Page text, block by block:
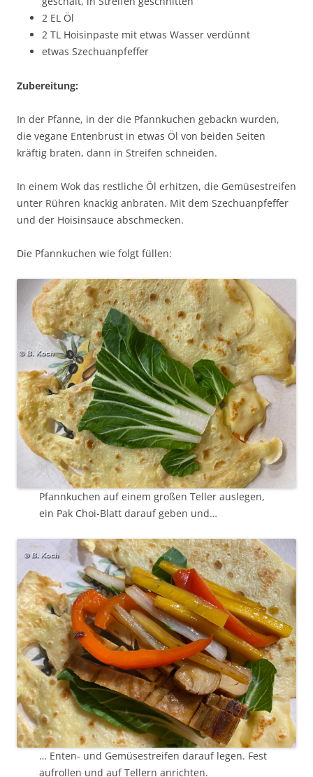
2 EL Öl
2 TL Hoisinpaste mit etwas Wasser verdünnt
etwas Szechuanpfeffer
Zubereitung:
In der Pfanne, in der die Pfannkuchen gebackn wurden,
die vegane Entenbrust in etwas Öl von beiden Seiten
kräftig braten, dann in Streifen schneiden.
In einem Wok das restliche Öl erhitzen, die Gemüsestreifen
unter Rühren knackig anbraten. Mit dem Szechuanpfeffer
und der Hoisinsauce abschmecken.
Die Pfannkuchen wie folgt füllen:
Pfannkuchen auf einem großen Teller auslegen,
ein Pak Choi-Blatt darauf geben und…
… Enten- und Gemüsestreifen darauf legen. Fest
aufrollen und auf Tellern anrichten.